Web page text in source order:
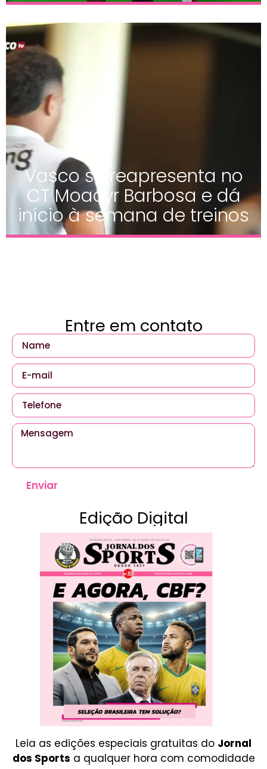
Vasco se reapresenta no
CT Moacyr Barbosa e dá
início à semana de treinos
Entre em contato
Enviar
Edição Digital
Leia as edições especiais gratuitas do Jornal
dos Sports a qualquer hora com comodidade